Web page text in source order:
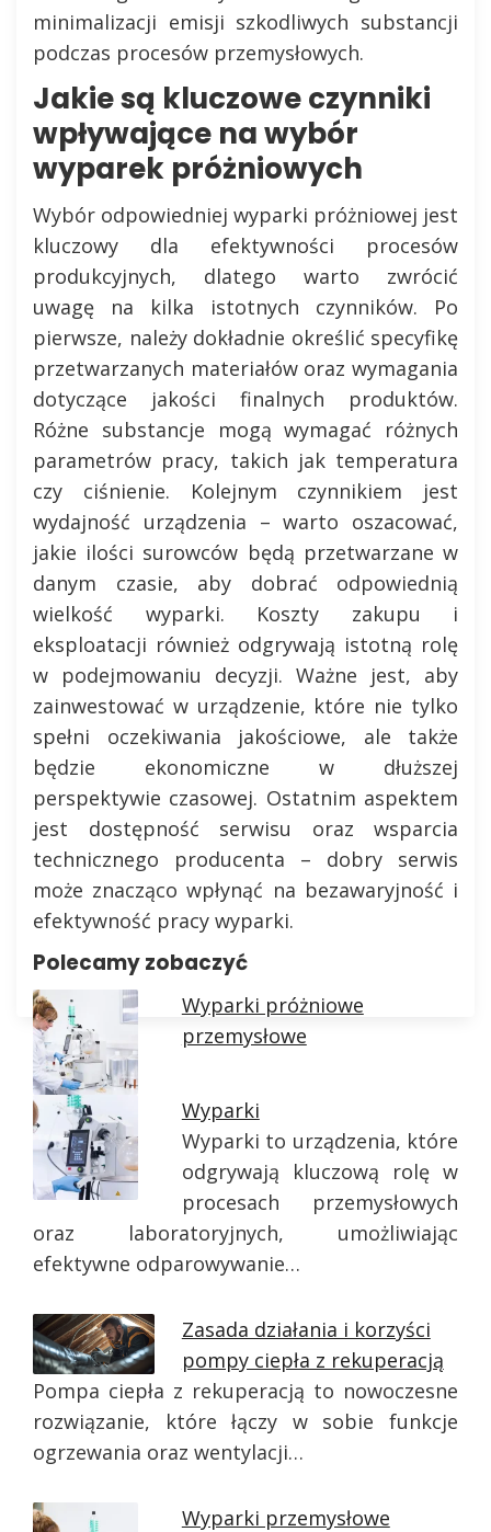
minimalizacji emisji szkodliwych substancji
podczas procesów przemysłowych.
Jakie są kluczowe czynniki
wpływające na wybór
wyparek próżniowych
Wybór odpowiedniej wyparki próżniowej jest
kluczowy dla efektywności procesów
produkcyjnych, dlatego warto zwrócić
uwagę na kilka istotnych czynników. Po
pierwsze, należy dokładnie określić specyfikę
przetwarzanych materiałów oraz wymagania
dotyczące jakości finalnych produktów.
Różne substancje mogą wymagać różnych
parametrów pracy, takich jak temperatura
czy ciśnienie. Kolejnym czynnikiem jest
wydajność urządzenia – warto oszacować,
jakie ilości surowców będą przetwarzane w
danym czasie, aby dobrać odpowiednią
wielkość wyparki. Koszty zakupu i
eksploatacji również odgrywają istotną rolę
w podejmowaniu decyzji. Ważne jest, aby
zainwestować w urządzenie, które nie tylko
spełni oczekiwania jakościowe, ale także
będzie ekonomiczne w dłuższej
perspektywie czasowej. Ostatnim aspektem
jest dostępność serwisu oraz wsparcia
technicznego producenta – dobry serwis
może znacząco wpłynąć na bezawaryjność i
efektywność pracy wyparki.
Polecamy zobaczyć
Wyparki próżniowe
przemysłowe
Wyparki
Wyparki to urządzenia, które
odgrywają kluczową rolę w
procesach przemysłowych
oraz laboratoryjnych, umożliwiając
efektywne odparowywanie…
Zasada działania i korzyści
pompy ciepła z rekuperacją
Pompa ciepła z rekuperacją to nowoczesne
rozwiązanie, które łączy w sobie funkcje
ogrzewania oraz wentylacji…
Wyparki przemysłowe